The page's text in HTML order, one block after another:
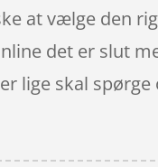
at vælge den
det er slut
lige skal